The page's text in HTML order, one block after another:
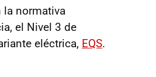
la normativa
el Nivel 3 de
eléctrica, EQS.